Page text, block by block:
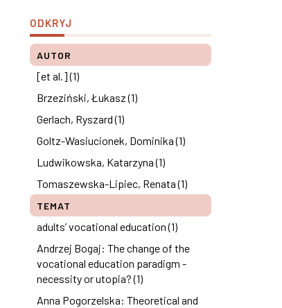
ODKRYJ
AUTOR
[et al.] (1)
Brzeziński, Łukasz (1)
Gerlach, Ryszard (1)
Goltz-Wasiucionek, Dominika (1)
Ludwikowska, Katarzyna (1)
Tomaszewska-Lipiec, Renata (1)
TEMAT
adults’ vocational education (1)
Andrzej Bogaj: The change of the
vocational education paradigm -
necessity or utopia? (1)
Anna Pogorzelska: Theoretical and